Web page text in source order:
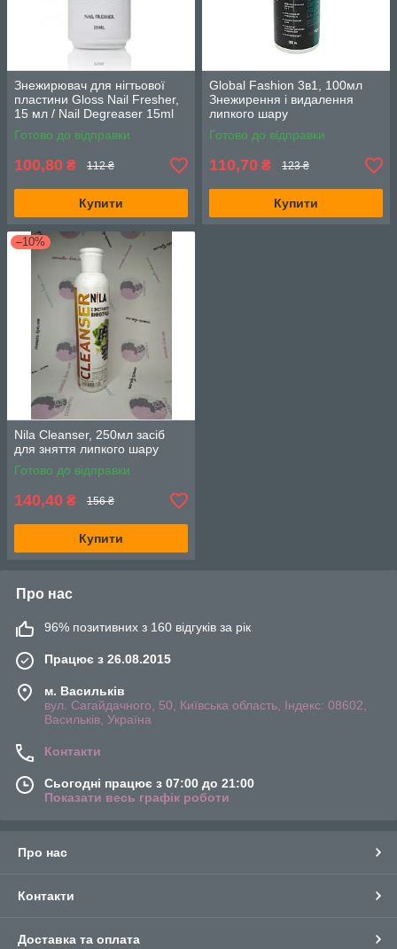
Знежирювач для нігтьової
пластини Gloss Nail Fresher,
15 мл / Nail Degreaser 15ml
Готово до відправки
100,80 ₴ 112 ₴
Купити
Global Fashion 3в1, 100мл
Знежирення і видалення
липкого шару
Готово до відправки
110,70 ₴ 123 ₴
Купити
–10%
Nila Cleanser, 250мл засіб
для зняття липкого шару
Готово до відправки
140,40 ₴ 156 ₴
Купити
Про нас
96% позитивних з 160 відгуків за рік
Працює з 26.08.2015
м. Васильків
вул. Сагайдачного, 50, Київська область, Індекс: 08602,
Васильків, Україна
Контакти
Сьогодні працює з 07:00 до 21:00
Показати весь графік роботи
Про нас
Контакти
Доставка та оплата